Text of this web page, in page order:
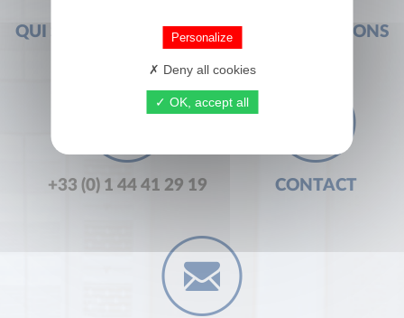
QUI SOMMES-NOUS ?FOIRE AUX QUESTIONS
+33 (0) 1 44 41 29 19 CONTACT
Personalize
Deny all cookies
OK, accept all